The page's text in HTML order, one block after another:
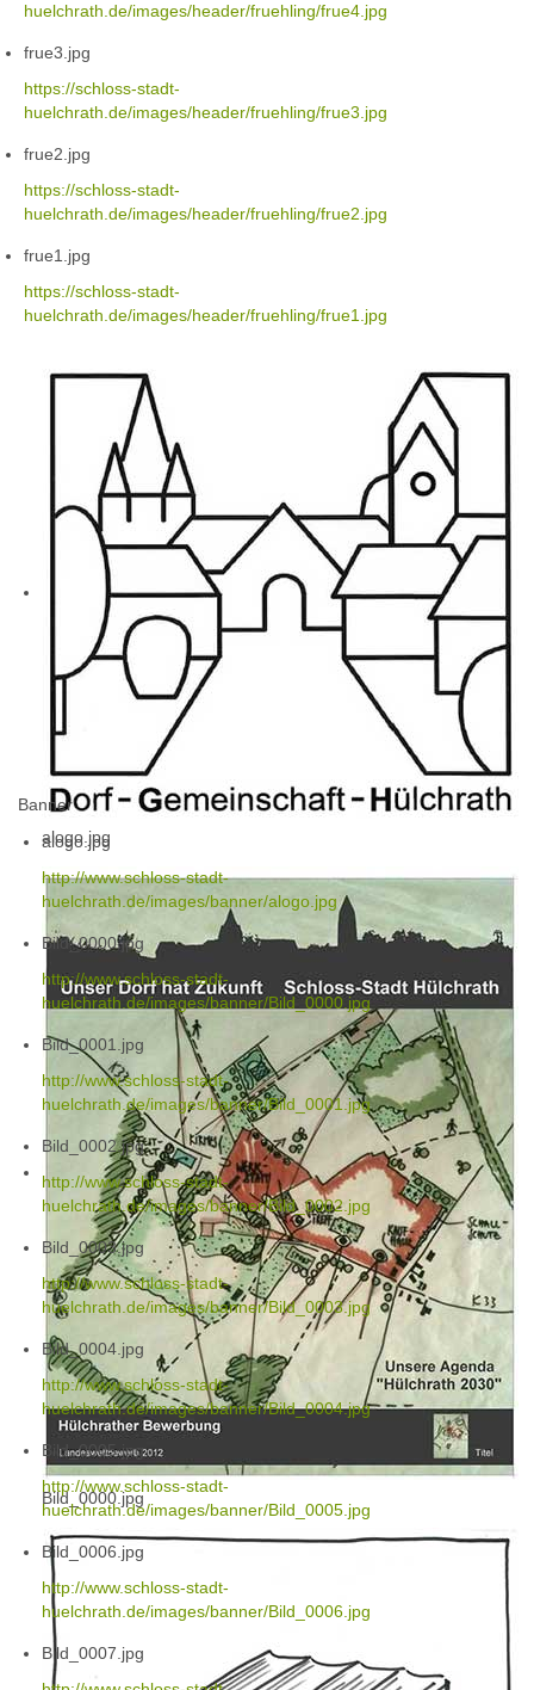
huelchrath.de/images/header/fruehling/frue4.jpg
frue3.jpg
https://schloss-stadt-
huelchrath.de/images/header/fruehling/frue3.jpg
frue2.jpg
https://schloss-stadt-
huelchrath.de/images/header/fruehling/frue2.jpg
frue1.jpg
https://schloss-stadt-
huelchrath.de/images/header/fruehling/frue1.jpg
alogo.jpg
Bild_0000.jpg
Banner
alogo.jpg
http://www.schloss-stadt-
huelchrath.de/images/banner/alogo.jpg
Bild_0000.jpg
http://www.schloss-stadt-
huelchrath.de/images/banner/Bild_0000.jpg
Bild_0001.jpg
http://www.schloss-stadt-
huelchrath.de/images/banner/Bild_0001.jpg
Bild_0002.jpg
http://www.schloss-stadt-
huelchrath.de/images/banner/Bild_0002.jpg
Bild_0003.jpg
http://www.schloss-stadt-
huelchrath.de/images/banner/Bild_0003.jpg
Bild_0004.jpg
http://www.schloss-stadt-
huelchrath.de/images/banner/Bild_0004.jpg
Bild_0005.jpg
http://www.schloss-stadt-
huelchrath.de/images/banner/Bild_0005.jpg
Bild_0006.jpg
http://www.schloss-stadt-
huelchrath.de/images/banner/Bild_0006.jpg
Bild_0007.jpg